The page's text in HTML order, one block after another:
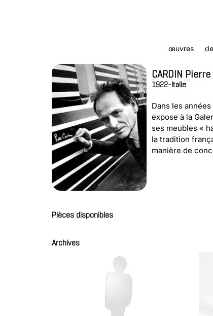
œuvres
CARDIN Pierre
1922-Italie
Dans les
expose à la
ses meubles «
la tradition
manière de
Pièces disponibles
Archives